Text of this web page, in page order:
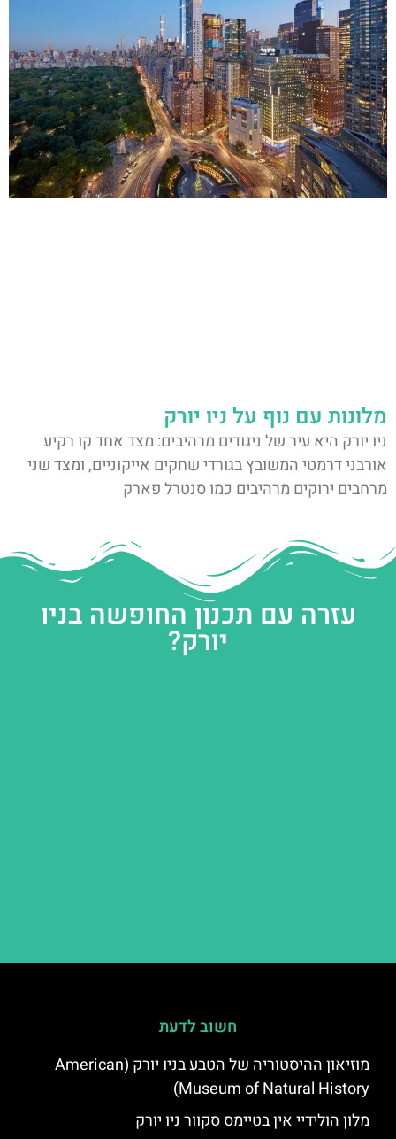
מלונות עם נוף על ניו יורק
ניו יורק היא עיר של ניגודים מרהיבים: מצד אחד קו רקיע
אורבני דרמטי המשובץ בגורדי שחקים אייקוניים, ומצד שני
מרחבים ירוקים מרהיבים כמו סנטרל פארק
עזרה עם תכנון החופשה בניו
יורק?
חשוב לדעת
מוזיאון ההיסטוריה של הטבע בניו יורק (American
Museum of Natural History)
מלון הולידיי אין בטיימס סקוור ניו יורק